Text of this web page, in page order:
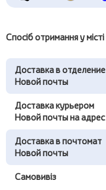
Спосіб отримання у місті
Доставка в отделение
Новой почты
Доставка курьером
Новой почты на адрес
Доставка в почтомат
Новой почты
Самовивіз